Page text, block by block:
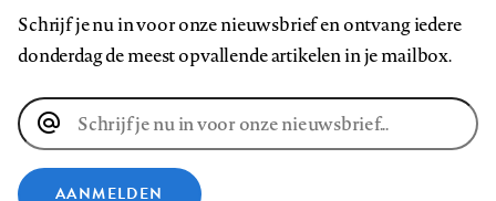
Schrijf je nu in voor onze nieuwsbrief en ontvang iedere
donderdag de meest opvallende artikelen in je mailbox.
E-
mailadres
AANMELDEN